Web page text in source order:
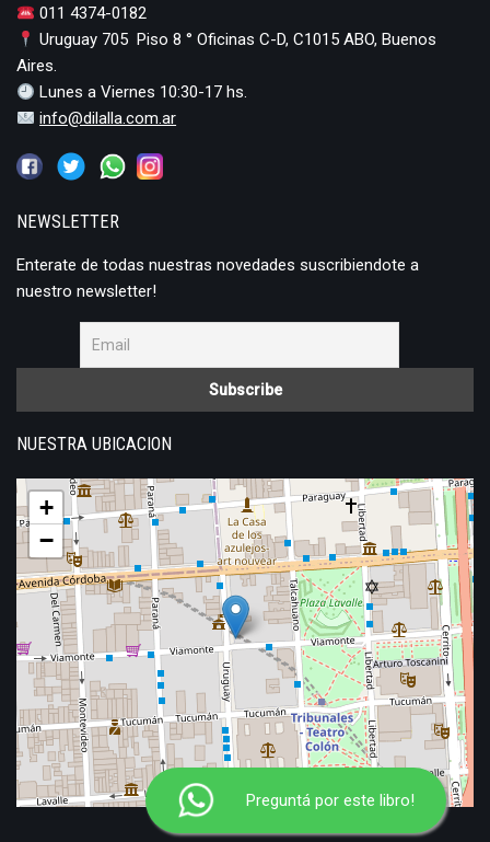
Preguntá por este libro!
011 4374-0182
Uruguay 705 Piso 8 ° Oficinas C-D, C1015 ABO, Buenos
Aires.
Lunes a Viernes 10:30-17 hs.
info@dilalla.com.ar
NEWSLETTER
Enterate de todas nuestras novedades suscribiendote a
nuestro newsletter!
NUESTRA UBICACION
+
−